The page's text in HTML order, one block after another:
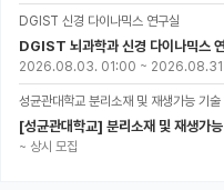
DGIST 신경 다이나믹스 연구실
DGIST 뇌과학과 신경 다이나믹스
2026.08.03. 01:00 ~
성균관대학교 분리소재 및 재생가능 기
~ 상시 모집